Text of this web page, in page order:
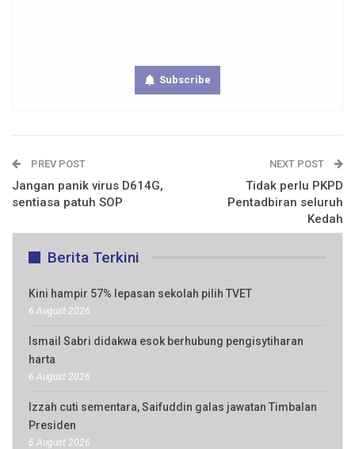
Subscribe
PREV POST
Jangan panik virus D614G,
sentiasa patuh SOP
NEXT POST
Tidak perlu PKPD
Pentadbiran seluruh
Kedah
Berita Terkini
Kini hampir 57% lepasan sekolah pilih TVET
6 August 2026
Ismail Sabri didakwa esok berhubung pengisytiharan
harta
6 August 2026
Izzah cuti sementara, Saifuddin galas jawatan Timbalan
Presiden
6 August 2026